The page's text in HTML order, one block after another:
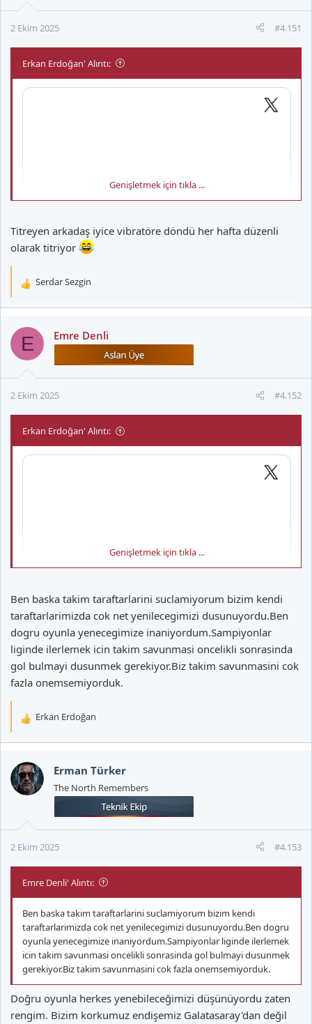
:
2 Ekim 2025 #4.151
Erkan Erdoğan' Alıntı:
Genişletmek için tıkla ...
Titreyen arkadaş iyice vibratöre döndü her hafta düzenli
olarak titriyor
T
k
l
:
Serdar Sezgin
E Emre Denli
2 Ekim 2025 #4.152
Erkan Erdoğan' Alıntı:
Genişletmek için tıkla ...
Ben baska takim taraftarlarini suclamiyorum bizim kendi
taraftarlarimizda cok net yenilecegimizi dusunuyordu.Ben
dogru oyunla yenecegimize inaniyordum.Sampiyonlar
liginde ilerlemek icin takim savunmasi oncelikli sonrasinda
gol bulmayi dusunmek gerekiyor.Biz takim savunmasini cok
fazla onemsemiyorduk.
T
k
i
l
Erkan Erdoğan
Erman Türker
The North Remembers
2 Ekim 2025 #4.153
Emre Denli' Alıntı:
Ben baska takim taraftarlarini suclamiyorum bizim kendi
taraftarlarimizda cok net yenilecegimizi dusunuyordu.Ben dogru
oyunla yenecegimize inaniyordum.Sampiyonlar liginde ilerlemek
icin takim savunmasi oncelikli sonrasinda gol bulmayi dusunmek
gerekiyor.Biz takim savunmasini cok fazla onemsemiyorduk.
Doğru oyunla herkes yenebileceğimizi düşünüyordu zaten
rengim. Bizim korkumuz endişemiz Galatasaray'dan değil